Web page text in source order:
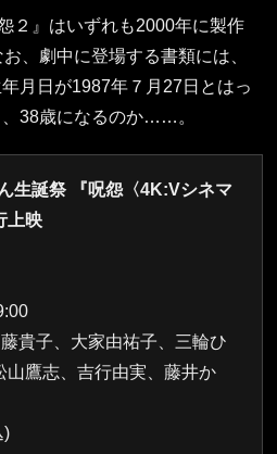
２』はいずれも2000年に製作
、劇中に登場する書類には、
月日が1987年７月27日とはっ
38歳になるのか……。
生誕祭 『呪怨〈4K:Vシネマ
上映
貴子、大家由祐子、三輪ひ
山鷹志、吉行由実、藤井か
)